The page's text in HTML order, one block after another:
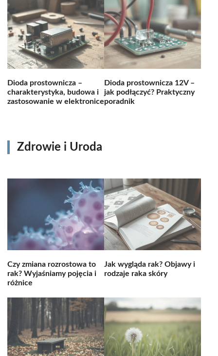
Dioda prostownicza –
charakterystyka, budowa i
zastosowanie w elektronice
Dioda prostownicza 12V –
jak podłączyć? Praktyczny
poradnik
Zdrowie i Uroda
Czy zmiana rozrostowa to
rak? Wyjaśniamy pojęcia i
różnice
Jak wygląda rak? Objawy i
rodzaje raka skóry